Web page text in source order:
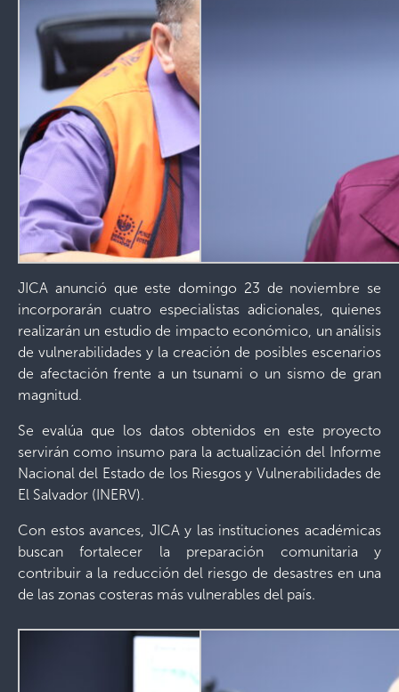
JICA anunció que este domingo 23 de noviembre se
incorporarán cuatro especialistas adicionales, quienes
realizarán un estudio de impacto económico, un análisis
de vulnerabilidades y la creación de posibles escenarios
de afectación frente a un tsunami o un sismo de gran
magnitud.
Se evalúa que los datos obtenidos en este proyecto
servirán como insumo para la actualización del Informe
Nacional del Estado de los Riesgos y Vulnerabilidades de
El Salvador (INERV).
Con estos avances, JICA y las instituciones académicas
buscan fortalecer la preparación comunitaria y
contribuir a la reducción del riesgo de desastres en una
de las zonas costeras más vulnerables del país.